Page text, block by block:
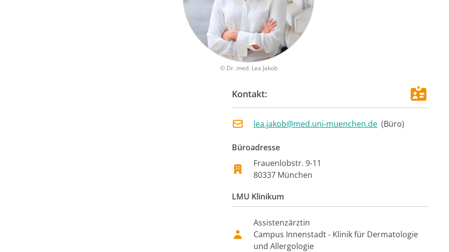
© Dr. med. Lea Jakob
Kontakt:
lea.jakob@med.uni-muenchen.de (Büro)
Büroadresse
Frauenlobstr. 9-11
80337 München
LMU Klinikum
Assistenzärztin
Campus Innenstadt - Klinik für Dermatologie
und Allergologie